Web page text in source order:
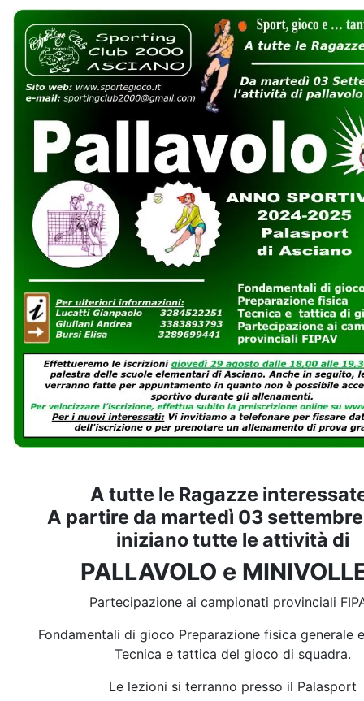
A tutte le Ragazze
A partire da martedì 03
iniziano tutte le attività di
PALLAVOLO e
Partecipazione ai campionati provinciali
Fondamentali di gioco Preparazione fisica generale
Tecnica e tattica del gioco di squadra.
Le lezioni si terranno presso il Palasport